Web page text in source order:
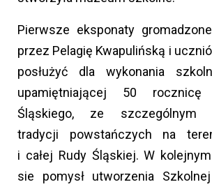
Pierwsze eksponaty
przez Pelagię Kwapulińską i
posłużyć dla wykonania
upamiętniającej 50
Śląskiego, ze szczególnym
tradycji powstańczych na
i całej Rudy Śląskiej. W
sie pomysł utworzenia